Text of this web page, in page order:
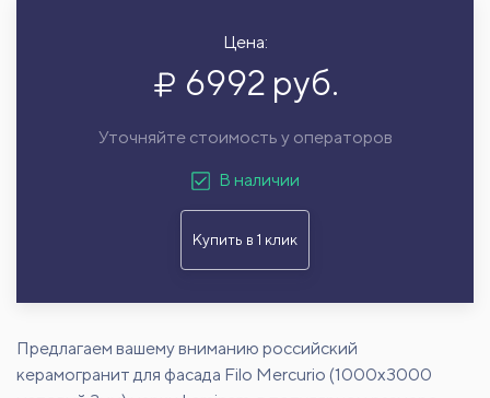
Цена:
6992 руб.
Уточняйте стоимость у операторов
В наличии
Купить в 1 клик
Предлагаем вашему вниманию российский
керамогранит для фасада Filo Mercurio (1000x3000